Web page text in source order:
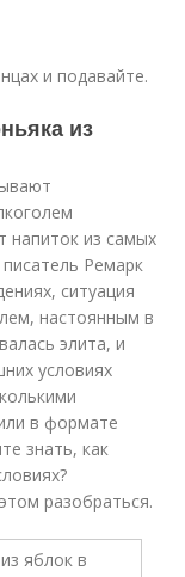
и подавайте.
из
напиток из самых
Ремарк
ситуация
настоянным в
элита, и
условиях
в формате
знать, как
разобраться.